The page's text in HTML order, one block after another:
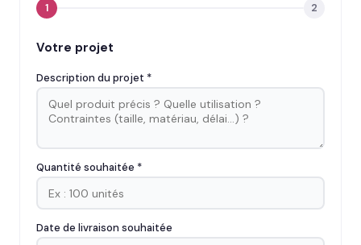
1 2
Votre projet
Description du projet *
Quantité souhaitée *
Date de livraison souhaitée